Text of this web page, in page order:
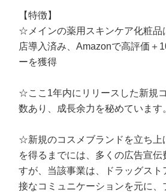
【特徴】
☆メインの薬用スキンケア化粧品
店導入済み、Amazonで高評価＋
ーを獲得
☆ここ1年内にリリースした新規
数あり、成長余力を秘めています
☆新規のコスメブランドを立ち上
を得るまでには、多くの広告宣伝
すが、当該事業は、ドラッグス
接なコミュニケーションを元に